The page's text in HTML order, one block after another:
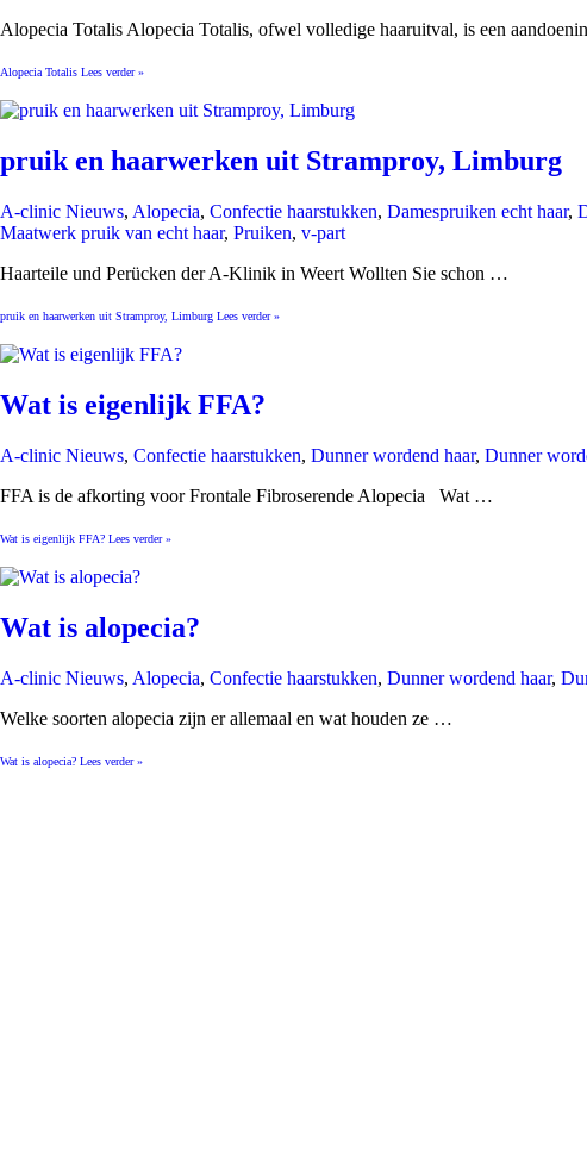
Alopecia Totalis Alopecia Totalis, ofwel volledige haaruitval, is een
Alopecia Totalis Lees verder »
pruik en haarwerken uit Stramproy, Limburg
A-clinic Nieuws, Alopecia, Confectie haarstukken, Damespruiken echt haar,
Maatwerk pruik van echt haar, Pruiken, v-part
Haarteile und Perücken der A-Klinik in Weert Wollten Sie schon …
pruik en haarwerken uit Stramproy, Limburg Lees verder »
Wat is eigenlijk FFA?
A-clinic Nieuws, Confectie haarstukken, Dunner wordend haar, Dunner
FFA is de afkorting voor Frontale Fibroserende Alopecia Wat …
Wat is eigenlijk FFA? Lees verder »
Wat is alopecia?
A-clinic Nieuws, Alopecia, Confectie haarstukken, Dunner wordend haar,
Welke soorten alopecia zijn er allemaal en wat houden ze …
Wat is alopecia? Lees verder »